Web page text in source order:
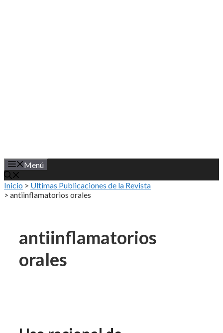
Menú
Inicio > Ultimas Publicaciones de la Revista
> antiinflamatorios orales
antiinflamatorios
orales